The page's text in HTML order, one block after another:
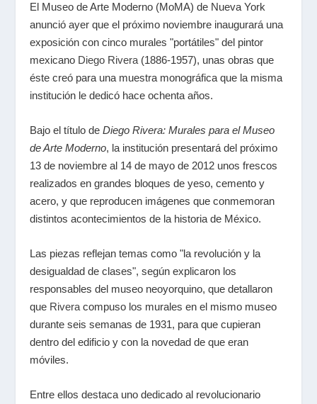
El Museo de Arte Moderno (MoMA) de Nueva York
anunció ayer que el próximo noviembre inaugurará una
exposición con cinco murales "portátiles" del pintor
mexicano Diego Rivera (1886-1957), unas obras que
éste creó para una muestra monográfica que la misma
institución le dedicó hace ochenta años.
Bajo el título deDiego Rivera: Murales para el Museo
de Arte Moderno, la institución presentará del próximo
13 de noviembre al 14 de mayo de 2012 unos frescos
realizados en grandes bloques de yeso, cemento y
acero, y que reproducen imágenes que conmemoran
distintos acontecimientos de la historia de México.
Las piezas reflejan temas como "la revolución y la
desigualdad de clases", según explicaron los
responsables del museo neoyorquino, que detallaron
que Rivera compuso los murales en el mismo museo
durante seis semanas de 1931, para que cupieran
dentro del edificio y con la novedad de que eran
móviles.
Entre ellos destaca uno dedicado al revolucionario